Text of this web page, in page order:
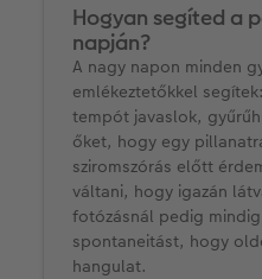
Hogyan segíted a
napján?
A nagy napon minden
emlékeztetőkkel
tempót javaslok,
őket, hogy egy
sziromszórás előtt
váltani, hogy igazán
fotózásnál pedig
spontaneitást, hogy
hangulat.